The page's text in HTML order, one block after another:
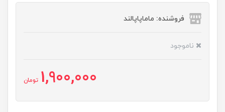
فروشنده: ماماپاپالند
ناموجود
1,900,000 تومان